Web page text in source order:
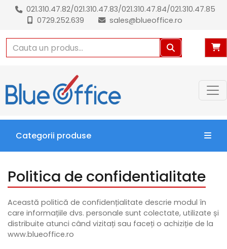
021.310.47.82/021.310.47.83/021.310.47.84/021.310.47.85
0729.252.639
sales@blueoffice.ro
Categorii produse
Politica de confidentialitate
Această politică de confidențialitate descrie modul în
care informațiile dvs. personale sunt colectate, utilizate și
distribuite atunci când vizitați sau faceți o achiziție de la
www.blueoffice.ro